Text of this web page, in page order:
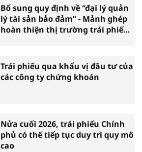
Bổ sung quy định về “đại lý quản
lý tài sản bảo đảm” - Mảnh ghép
hoàn thiện thị trường trái phiếu
Trái phiếu qua khẩu vị đầu tư của
các công ty chứng khoán
Nửa cuối 2026, trái phiếu Chính
phủ có thể tiếp tục duy trì quy mô
cao